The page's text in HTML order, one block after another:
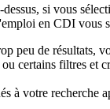
si vous
en CDI vous
peu de résultats,
certains filtres et
à votre recherche